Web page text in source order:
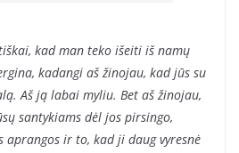
kad man teko išeiti iš namų
kadangi aš žinojau, kad jūs su
Aš ją labai myliu. Bet aš žinojau,
santykiams dėl jos pirsingo,
ir to, kad ji daug vyresnė